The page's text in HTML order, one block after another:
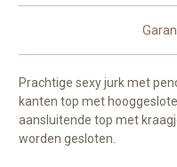
Prachtige sexy jurk met
kanten top met
aansluitende top met
worden gesloten.